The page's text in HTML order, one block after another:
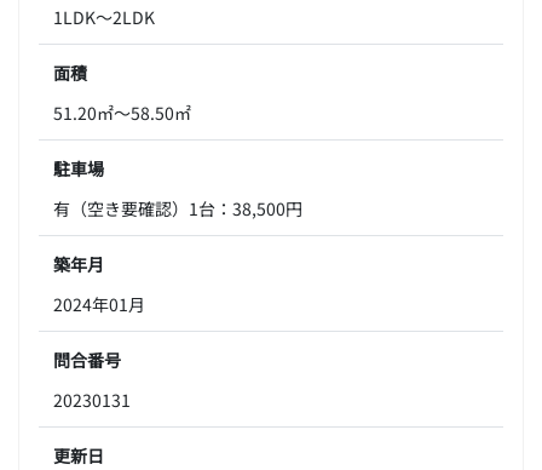
1LDK～2LDK
面積
51.20㎡～58.50㎡
駐車場
有（空き要確認）1台：38,500円
築年月
2024年01月
問合番号
20230131
更新日